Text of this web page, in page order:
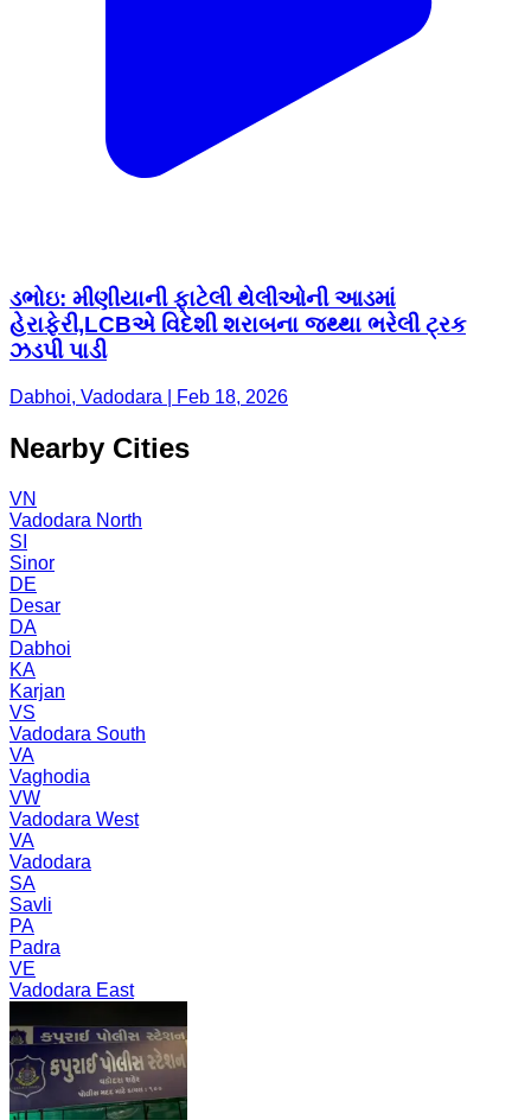
ડભોઇ: મીણીયાની ફાટેલી થેલીઓની આડમાં
હેરાફેરી,LCBએ વિદેશી શરાબના જથ્થા ભરેલી ટ્રક
ઝડપી પાડી
Dabhoi, Vadodara | Feb 18, 2026
Nearby Cities
VN
Vadodara North
SI
Sinor
DE
Desar
DA
Dabhoi
KA
Karjan
VS
Vadodara South
VA
Vaghodia
VW
Vadodara West
VA
Vadodara
SA
Savli
PA
Padra
VE
Vadodara East